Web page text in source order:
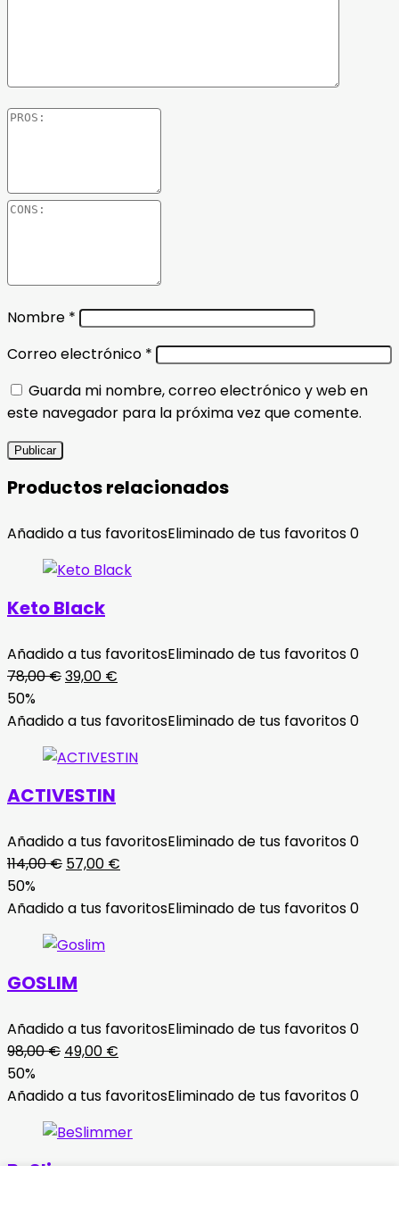
Nombre *
Correo electrónico *
Guarda mi nombre, correo electrónico y web en
este navegador para la próxima vez que comente.
Productos relacionados
Añadido a tus favoritosEliminado de tus favoritos0
Keto Black
Añadido a tus favoritosEliminado de tus favoritos0
78,00€El
original
78,00 €.
39,00 €
actual
39,00 €.
50%
Añadido a tus favoritosEliminado de tus favoritos0
ACTIVESTIN
Añadido a tus favoritosEliminado de tus favoritos0
114,00€ El
original
114,00 €.
57,00 €
actual
50%
Añadido a tus favoritosEliminado de tus favoritos0
GOSLIM
Añadido a tus favoritosEliminado de tus favoritos0
98,00€ El
original
98,00 €.
49,00 €
actual
49,00 €.
50%
Añadido a tus favoritosEliminado de tus favoritos0
BeSlimmer